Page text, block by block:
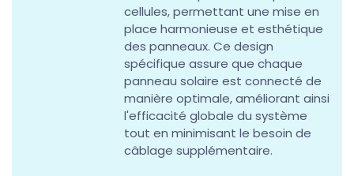
cellules, permettant une mise en
place harmonieuse et esthétique
des panneaux. Ce design
spécifique assure que chaque
panneau solaire est connecté de
manière optimale, améliorant ainsi
l'efficacité globale du système
tout en minimisant le besoin de
câblage supplémentaire.